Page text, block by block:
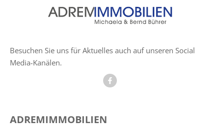
Besuchen Sie uns für Aktuelles auch auf unseren Social
Media-Kanälen.
ADREMIMMOBILIEN